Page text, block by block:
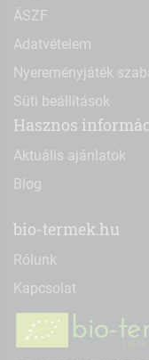
ÁSZF
Adatvételem
Nyereményjáték
Süti beállítások
Hasznos
Aktuális ajánlatok
Blog
bio-termek.hu
Rólunk
Kapcsolat